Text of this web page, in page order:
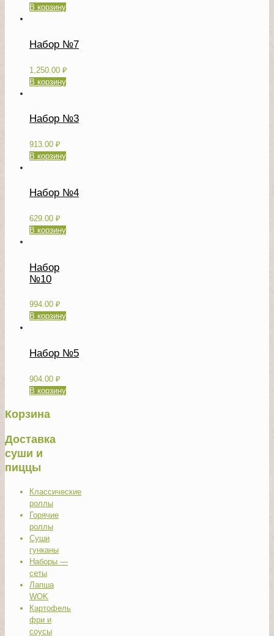
В корзину
Набор №7
1,250.00 ₽
В корзину
Набор №3
913.00 ₽
В корзину
Набор №4
629.00 ₽
В корзину
Набор
№10
994.00 ₽
В корзину
Набор №5
904.00 ₽
В корзину
Корзина
Доставка
суши и
пиццы
Классические
роллы
Горячие
роллы
Суши
гунканы
Наборы —
сеты
Лапша
WOK
Картофель
фри и
соусы